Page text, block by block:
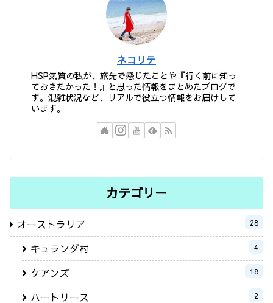
ネコリテ
HSP気質の私が、旅先で感じたことや『行く前に知っ
ておきたかった！』と思った情報をまとめたブログで
す。混雑状況など、リアルで役立つ情報をお届けして
います。
カテゴリー
オーストラリア 28
キュランダ村 4
ケアンズ 18
ハートリース 2